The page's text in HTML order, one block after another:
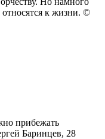
относятся к жизни. ©
прибежать
Баринцев, 28